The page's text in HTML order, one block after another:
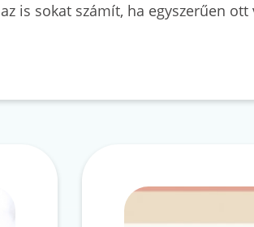
is sokat számít, ha egyszerűen